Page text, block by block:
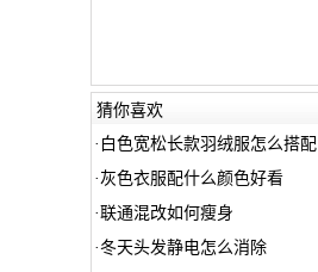
猜你喜欢
· 白色宽松长款羽绒服怎么搭配
·灰色衣服配什么颜色好看
·联通混改如何瘦身
·冬天头发静电怎么消除